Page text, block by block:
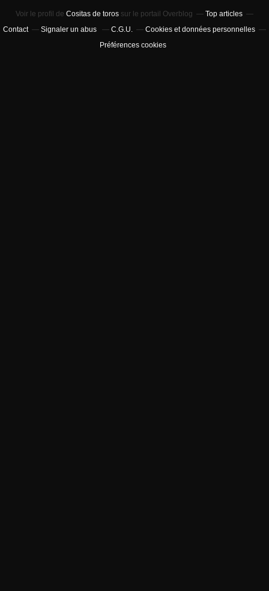
Voir le profil de Cositas de toros sur le portail Overblog
Top articles
Contact
Signaler un abus C.G.U.
Cookies et données personnelles
Préférences cookies